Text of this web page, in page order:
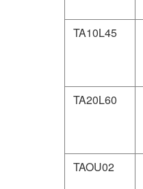
TA10L45
TA20L60
TAOU02